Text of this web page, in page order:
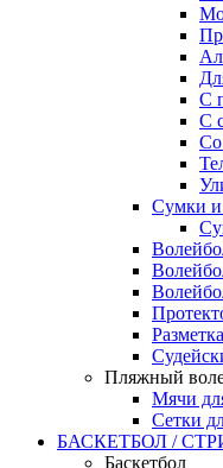
С
С
Со
Сумки и
Пляжный
Мячи
Сетки
БАСКЕТБОЛ /
Баскетбол